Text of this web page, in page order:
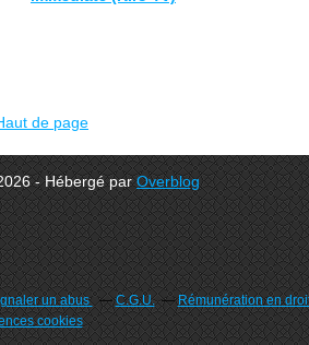
de page
- Hébergé parOverblog
un abus C.G.U. Rémunération en
cookies